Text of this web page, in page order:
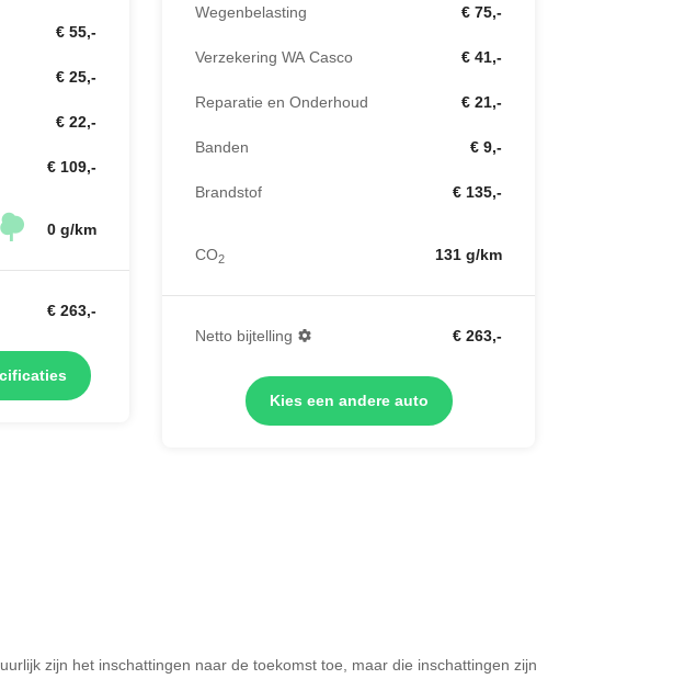
€ 55,-
€ 25,-
€ 22,-
€ 109,-
0 g/km
€ 263,-
Wegenbelasting € 75,-
Verzekering WA Casco € 41,-
Reparatie en Onderhoud € 21,-
Banden € 9,-
Brandstof € 135,-
CO2 131 g/km
Netto bijtelling € 263,-
Kies een andere auto
zijn het inschattingen naar de toekomst toe, maar die inschattingen zijn